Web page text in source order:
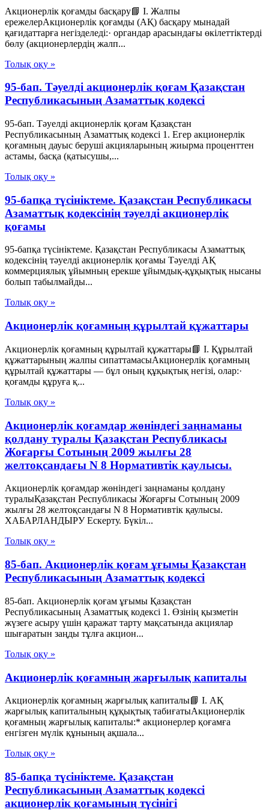
Акционерлік қоғамды басқару📘 I. Жалпы
ережелерАкционерлік қоғамды (АҚ) басқару мынадай
қағидаттарға негізделеді:· органдар арасындағы өкілеттіктерді
бөлу (акционерлердің жалп...
Толық оқу »
95-бап. Тәуелдi акционерлiк қоғам Қазақстан
Республикасының Азаматтық кодексi
95-бап. Тәуелдi акционерлiк қоғам Қазақстан
Республикасының Азаматтық кодексi 1. Егер акционерлiк
қоғамның дауыс берушi акцияларының жиырма проценттен
астамы, басқа (қатысушы,...
Толық оқу »
95-бапқа түсініктеме. Қазақстан Республикасы
Азаматтық кодексінің тәуелді акционерлік
қоғамы
95-бапқа түсініктеме. Қазақстан Республикасы Азаматтық
кодексінің тәуелді акционерлік қоғамы Тәуелді АҚ
коммерциялық ұйымның ерекше ұйымдық-құқықтық нысаны
болып табылмайды...
Толық оқу »
Акционерлік қоғамның құрылтай құжаттары
Акционерлік қоғамның құрылтай құжаттары📘 I. Құрылтай
құжаттарының жалпы сипаттамасыАкционерлік қоғамның
құрылтай құжаттары — бұл оның құқықтық негізі, олар:·
қоғамды құруға қ...
Толық оқу »
Акционерлік қоғамдар жөніндегі заңнаманы
қолдану туралы Қазақстан Республикасы
Жоғарғы Сотының 2009 жылғы 28
желтоқсандағы N 8 Нормативтік қаулысы.
Акционерлік қоғамдар жөніндегі заңнаманы қолдану
туралыҚазақстан Республикасы Жоғарғы Сотының 2009
жылғы 28 желтоқсандағы N 8 Нормативтік қаулысы.
ХАБАРЛАНДЫРУ Ескерту. Бүкіл...
Толық оқу »
85-бап. Акционерлiк қоғам ұғымы Қазақстан
Республикасының Азаматтық кодексi
85-бап. Акционерлiк қоғам ұғымы Қазақстан
Республикасының Азаматтық кодексi 1. Өзiнiң қызметiн
жүзеге асыру үшiн қаражат тарту мақсатында акциялар
шығаратын заңды тұлға акцион...
Толық оқу »
Акционерлік қоғамның жарғылық капиталы
Акционерлік қоғамның жарғылық капиталы📘 I. АҚ
жарғылық капиталының құқықтық табиғатыАкционерлік
қоғамның жарғылық капиталы:* акционерлер қоғамға
енгізген мүлік құнының ақшала...
Толық оқу »
85-бапқа түсініктеме. Қазақстан
Республикасының Азаматтық кодексі
акционерлік қоғамының түсінігі